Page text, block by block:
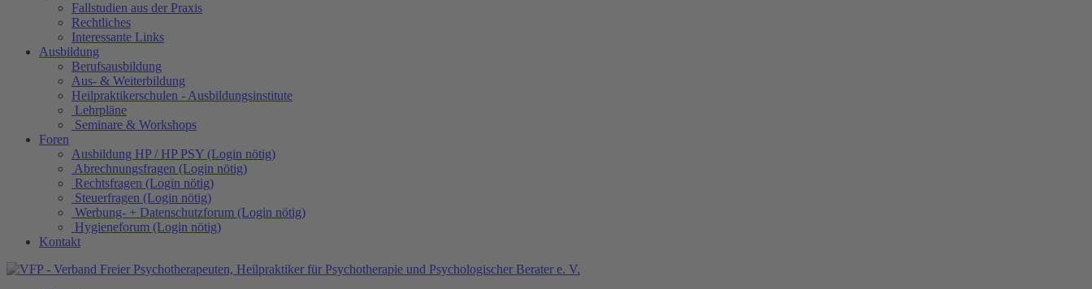
Fallstudien aus der Praxis
Rechtliches
Interessante Links
Ausbildung
Berufsausbildung
Aus- & Weiterbildung
Heilpraktikerschulen - Ausbildungsinstitute
Lehrpläne
Seminare & Workshops
Foren
Ausbildung HP / HP PSY (Login nötig)
Abrechnungsfragen (Login nötig)
Rechtsfragen (Login nötig)
Steuerfragen (Login nötig)
Werbung- + Datenschutzforum (Login nötig)
Hygieneforum (Login nötig)
Kontakt